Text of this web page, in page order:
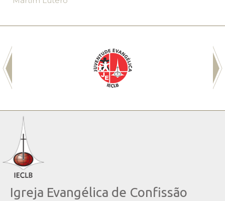
Igreja Evangélica de Confissão